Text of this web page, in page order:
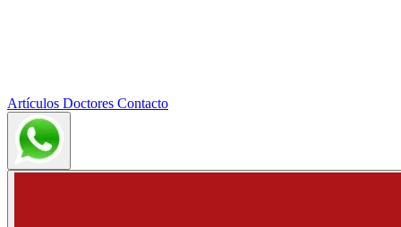
Artículos Doctores Contacto